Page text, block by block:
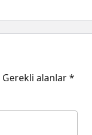
Gerekli alanlar*